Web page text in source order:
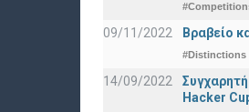
09/11/2022 Βραβείο
#Distinctions
14/09/2022
Hacker